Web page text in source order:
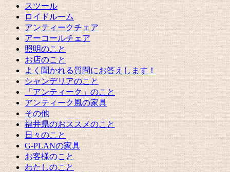
スツール
ロイドルーム
アンティークチェア
アーコールチェア
照明のこと
お店のこと
よく聞かれる質問にお答えします！
シャンデリアのこと
「アンティーク」のこと
アンティーク風の家具
その他
福井県のおススメのこと
日々のこと
G-PLANの家具
お客様のこと
わたしのこと